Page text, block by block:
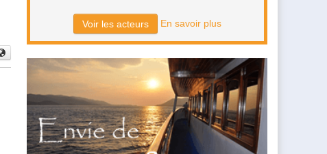
Voir les acteurs En savoir plus